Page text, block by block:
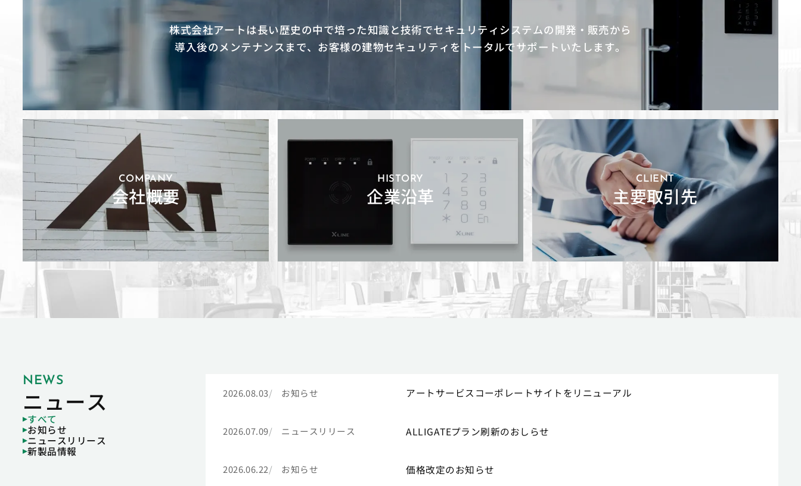
株式会社アートは長い歴史の中で培った知識と技術でセキュリティシステムの開発・販売から
導入後のメンテナンスまで、お客様の建物セキュリティをトータルでサポートいたします。
COMPANY
会社概要
HISTORY
企業沿革
CLIENT
主要取引先
NEWS
ニュース
すべて
お知らせ
ニュースリリース
新製品情報
2026.08.03 お知らせ アートサービスコーポレートサイトをリニューアル
2026.07.09 ニュースリリース ALLIGATEプラン刷新のおしらせ
2026.06.22 お知らせ 価格改定のお知らせ